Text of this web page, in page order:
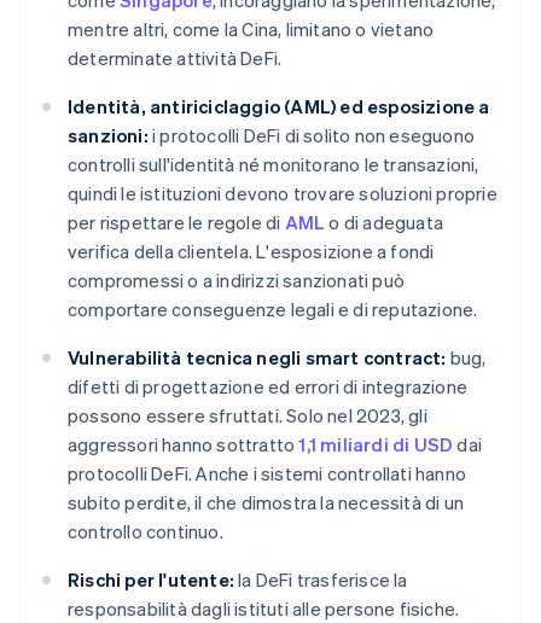
mentre altri, come la Cina, limitano o vietano
determinate attività DeFi.
Identità, antiriciclaggio (AML) ed esposizione a
sanzioni: i protocolli DeFi di solito non eseguono
controlli sull'identità né monitorano le transazioni,
quindi le istituzioni devono trovare soluzioni proprie
per rispettare le regole di AML o di adeguata
verifica della clientela. L'esposizione a fondi
compromessi o a indirizzi sanzionati può
comportare conseguenze legali e di reputazione.
Vulnerabilità tecnica negli smart contract: bug,
difetti di progettazione ed errori di integrazione
possono essere sfruttati. Solo nel 2023, gli
aggressori hanno sottratto1,1 miliardi di USD dai
protocolli DeFi. Anche i sistemi controllati hanno
subito perdite, il che dimostra la necessità di un
controllo continuo.
Rischi per l'utente: la DeFi trasferisce la
responsabilità dagli istituti alle persone fisiche.